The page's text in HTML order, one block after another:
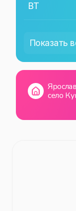
ВТ
ЧТ
ПТ
Показать
село